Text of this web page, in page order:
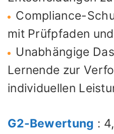
Compliance-
mit Prüfpfaden
Unabhängige
Lernende zur
individuellen
G2-Bewertung :